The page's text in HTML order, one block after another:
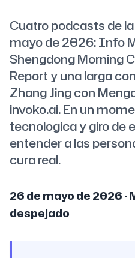
Cuatro podcasts de
mayo de 2026: Info
Shengdong Morning
Report y una larga
Zhang Jing con
invoko.ai. En un
tecnologica y giro de
entender a las
cura real.
26 de mayo de 2026 ·
despejado